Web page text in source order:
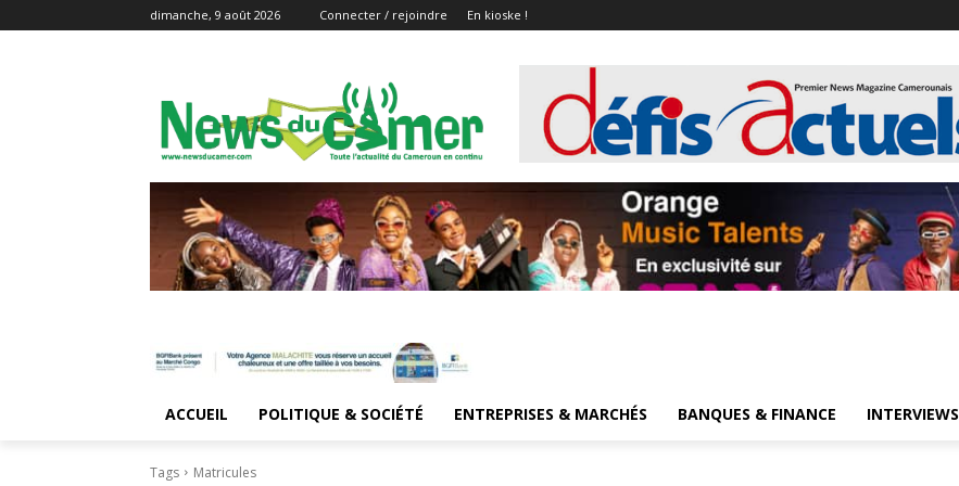
dimanche, 9 août 2026 Connecter / rejoindre En kioske !
ACCUEIL POLITIQUE & SOCIÉTÉ ENTREPRISES & MARCHÉS BANQUES & FINANCE INTERVIEWS
Tags Matricules